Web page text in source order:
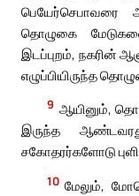
பெயேர்செபாவரை
தொழுகை
இடப்புறம், நகரின்
எழுப்பியிருந்த
9 ஆயினும்,
இருந்த
சகோதரர்களோடு
10 மேலும்,